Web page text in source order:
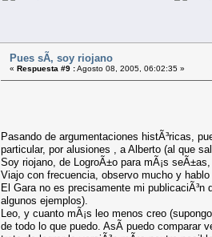
Pues sÃ­, soy riojano
« Respuesta #9 :Agosto 08, 2005, 06:02:35 »
Pasando de argumentaciones histÃ³ricas,
particular, por alusiones , a Alberto (al que
Soy riojano, de LogroÃ±o para mÃ¡s
Viajo con frecuencia, observo mucho y hablo
El Gara no es precisamente mi publicaciÃ³n
algunos ejemplos).
Leo, y cuanto mÃ¡s leo menos creo
de todo lo que puedo. AsÃ­ puedo comparar